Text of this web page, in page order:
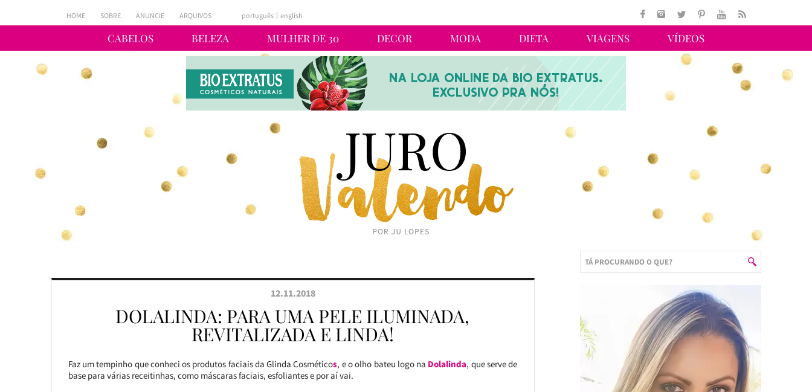
CABELOS BELEZA MULHER DE 30 DECOR MODA DIETA VIAGENS VÍDEOS
HOME SOBRE ANUNCIE ARQUIVOS português english
12.11.2018
DOLALINDA: PARA UMA PELE ILUMINADA,
REVITALIZADA E LINDA!
Faz um tempinho que conheci os produtos faciais da Glinda Cosméticos, e o olho bateu logo na Dolalinda, que serve de
base para várias receitinhas, como máscaras faciais, esfoliantes e por aí vai.